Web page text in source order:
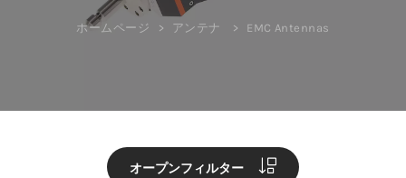
ホームページ アンテナ EMC Antennas
オープンフィルター